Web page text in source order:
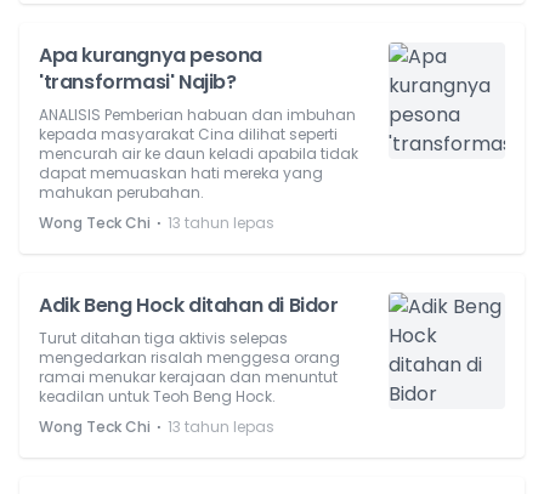
Apa kurangnya pesona
'transformasi' Najib?
ANALISIS Pemberian habuan dan imbuhan
kepada masyarakat Cina dilihat seperti
mencurah air ke daun keladi apabila tidak
dapat memuaskan hati mereka yang
mahukan perubahan.
Wong Teck Chi ⋅ 13 tahun lepas
Adik Beng Hock ditahan di Bidor
Turut ditahan tiga aktivis selepas
mengedarkan risalah menggesa orang
ramai menukar kerajaan dan menuntut
keadilan untuk Teoh Beng Hock.
Wong Teck Chi ⋅ 13 tahun lepas